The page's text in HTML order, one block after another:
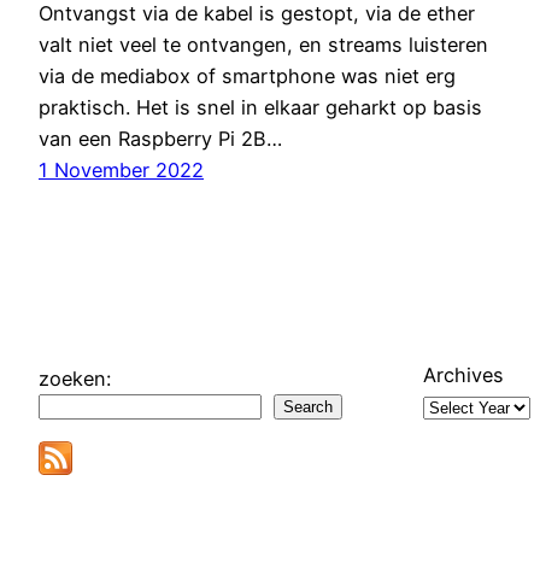
Ontvangst via de kabel is gestopt, via de ether
valt niet veel te ontvangen, en streams luisteren
via de mediabox of smartphone was niet erg
praktisch. Het is snel in elkaar geharkt op basis
van een Raspberry Pi 2B…
1 November 2022
zoeken:
Search
Archives